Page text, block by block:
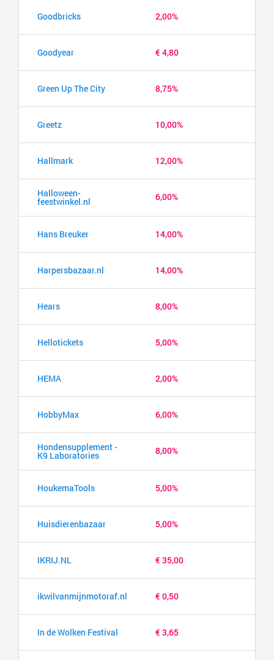
Goodbricks 2,00%
Goodyear € 4,80
Green Up The City 8,75%
Greetz 10,00%
Hallmark 12,00%
Halloween-
feestwinkel.nl 6,00%
Hans Breuker 14,00%
Harpersbazaar.nl 14,00%
Hears 8,00%
Hellotickets 5,00%
HEMA 2,00%
HobbyMax 6,00%
Hondensupplement -
K9 Laboratories 8,00%
HoukemaTools 5,00%
Huisdierenbazaar 5,00%
IKRIJ.NL € 35,00
ikwilvanmijnmotoraf.nl € 0,50
In de Wolken Festival € 3,65